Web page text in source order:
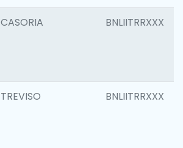
CASORIA BNLIITRRXXX
TREVISO BNLIITRRXXX